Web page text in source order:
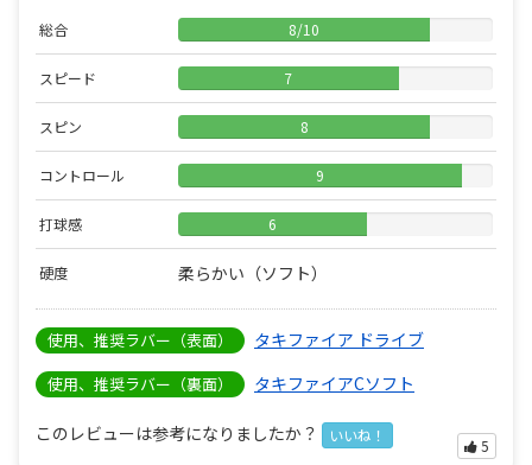
総合 8/10
スピード 7
スピン 8
コントロール 9
打球感 6
硬度 柔らかい（ソフト）
使用、推奨ラバー（表面） タキファイア ドライブ
使用、推奨ラバー（裏面） タキファイアCソフト
このレビューは参考になりましたか？ いいね！
5